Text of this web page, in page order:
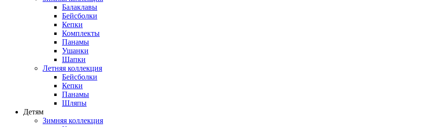
Балаклавы
Бейсболки
Кепки
Комплекты
Панамы
Ушанки
Шапки
Летняя коллекция
Бейсболки
Кепки
Панамы
Шляпы
Детям
Зимняя коллекция